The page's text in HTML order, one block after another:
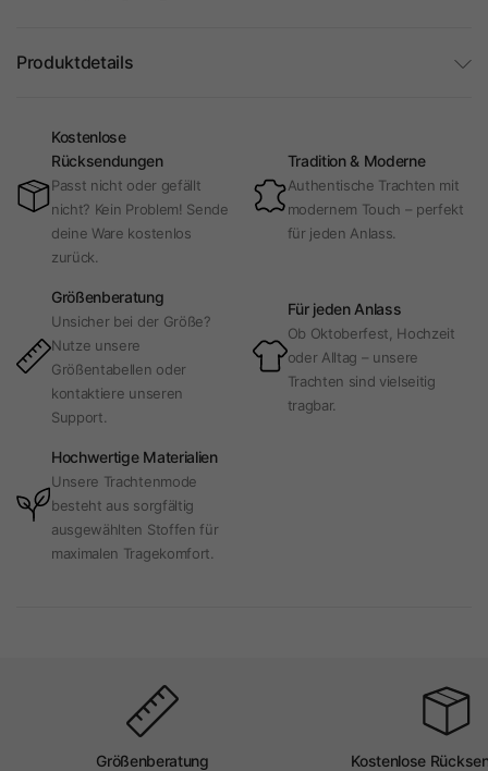
Produktdetails
Kostenlose
Rücksendungen
Passt nicht oder gefällt
nicht? Kein Problem! Sende
deine Ware kostenlos
zurück.
Tradition & Moderne
Authentische Trachten mit
modernem Touch – perfekt
für jeden Anlass.
Größenberatung
Unsicher bei der Größe?
Nutze unsere
Größentabellen oder
kontaktiere unseren
Support.
Für jeden Anlass
Ob Oktoberfest, Hochzeit
oder Alltag – unsere
Trachten sind vielseitig
tragbar.
Hochwertige Materialien
Unsere Trachtenmode
besteht aus sorgfältig
ausgewählten Stoffen für
maximalen Tragekomfort.
Größenberatung
Kostenlose